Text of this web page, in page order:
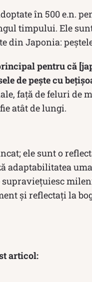
în 500 e.n.
timpului. Ele
din Japonia:
pentru că
de pește cu
față de feluri de
atât de lungi.
ele sunt o
adaptabilitatea
și reflectați la
articol: